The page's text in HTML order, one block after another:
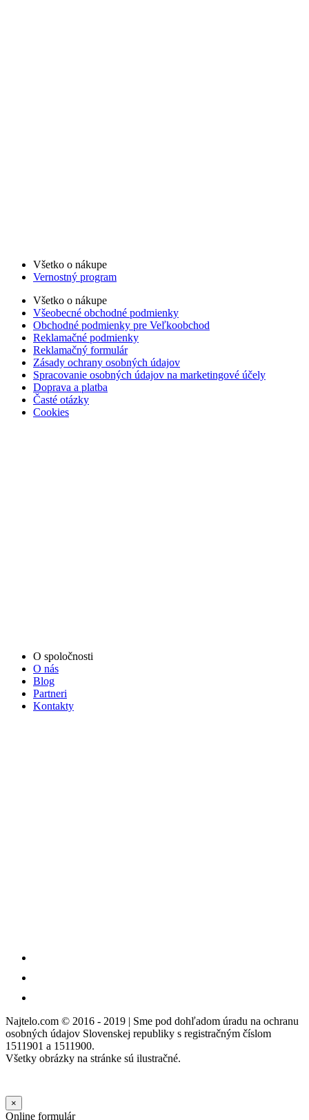
Všetko o nákupe
Vernostný program
Všetko o nákupe
Všeobecné obchodné podmienky
Obchodné podmienky pre Veľkoobchod
Reklamačné podmienky
Reklamačný formulár
Zásady ochrany osobných údajov
Spracovanie osobných údajov na marketingové účely
Doprava a platba
Časté otázky
Cookies
O spoločnosti
O nás
Blog
Partneri
Kontakty
Najtelo.com © 2016 - 2019 | Sme pod dohľadom úradu na ochranu
osobných údajov Slovenskej republiky s registračným číslom
1511901 a 1511900.
Všetky obrázky na stránke sú ilustračné.
×
Online formulár